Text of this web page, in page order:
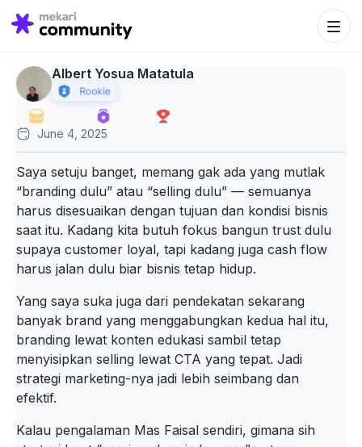
Search
for:
Search
Albert Yosua Matatula
June 4, 2025
Saya setuju banget, memang gak ada yang mutlak
“branding dulu” atau “selling dulu” — semuanya
harus disesuaikan dengan tujuan dan kondisi bisnis
saat itu. Kadang kita butuh fokus bangun trust dulu
supaya customer loyal, tapi kadang juga cash flow
harus jalan dulu biar bisnis tetap hidup.
Yang saya suka juga dari pendekatan sekarang
banyak brand yang menggabungkan kedua hal itu,
branding lewat konten edukasi sambil tetap
menyisipkan selling lewat CTA yang tepat. Jadi
strategi marketing-nya jadi lebih seimbang dan
efektif.
Kalau pengalaman Mas Faisal sendiri, gimana sih